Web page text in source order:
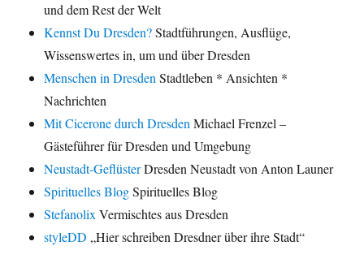
und dem Rest der Welt
Kennst Du Dresden?Stadtführungen, Ausflüge,
Wissenswertes in, um und über Dresden
Menschen in Dresden Stadtleben * Ansichten *
Nachrichten
Mit Cicerone durch Dresden Michael Frenzel –
Gästeführer für Dresden und Umgebung
Neustadt-GeflüsterDresden Neustadt von Anton Launer
Spirituelles BlogSpirituelles Blog
Stefanolix Vermischtes aus Dresden
styleDD „Hier schreiben Dresdner über ihre Stadt“